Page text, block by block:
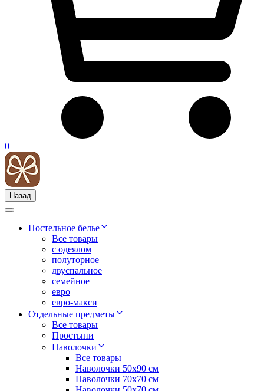
0
Назад
Постельное белье
Все товары
с одеялом
полуторное
двуспальное
семейное
евро
евро-макси
Отдельные предметы
Все товары
Простыни
Наволочки
Все товары
Наволочки 50x90 см
Наволочки 70x70 cм